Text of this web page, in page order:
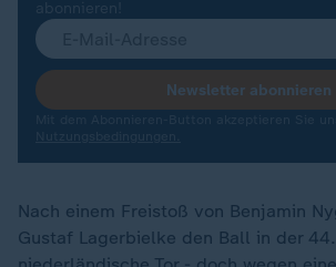
abonnieren!
Newsletter abonnieren
Nach einem Freistoß von Benjamin
Gustaf Lagerbielke den Ball in der